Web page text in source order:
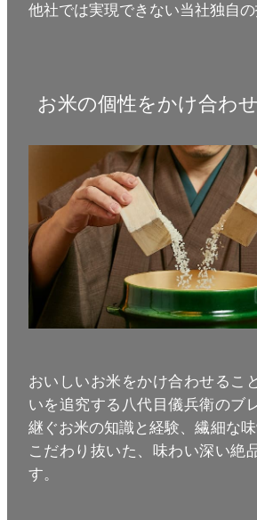
他社では実現できない当社独自の
お米の個性をかけ合わ
おいしいお米をかけ合わせるこ
いを追究する八代目儀兵衛のブ
継ぐお米の知識と経験、繊細な
こだわり抜いた、味わい深い絶
す。